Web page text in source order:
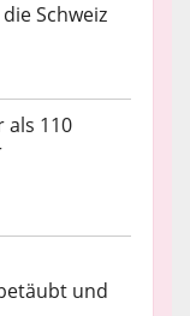
Schweiz
als 110
und